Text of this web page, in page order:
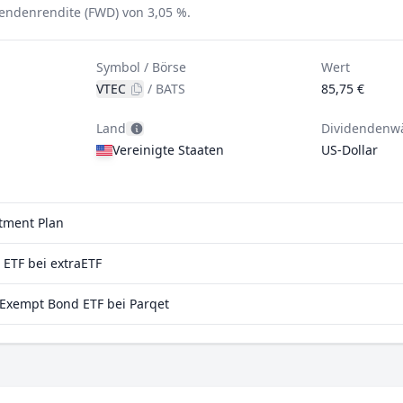
(FWD) von 3,05 %.
Symbol / Börse
VTEC
/ BATS
Wert
85,75 €
Land
Vereinigte Staaten
US-Dollar
Plan
bei extraETF
Bond ETF bei Parqet